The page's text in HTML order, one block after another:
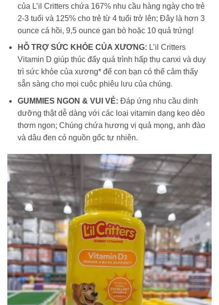
của L’il Critters chứa 167% nhu cầu hàng ngày cho trẻ
2-3 tuổi và 125% cho trẻ từ 4 tuổi trở lên; Đây là hơn 3
ounce cá hồi, 9,5 ounce gan bò hoặc 10 quả trứng!
HỖ TRỢ SỨC KHỎE CỦA XƯƠNG: L’il Critters
Vitamin D giúp thúc đẩy quá trình hấp thụ canxi và duy
trì sức khỏe của xương* để con bạn có thể cảm thấy
sẵn sàng cho mọi cuộc phiêu lưu của chúng.
GUMMIES NGON & VUI VẺ: Đáp ứng nhu cầu dinh
dưỡng thật dễ dàng với các loại vitamin dạng kẹo dẻo
thơm ngon; Chúng chứa hương vị quả mọng, anh đào
và dâu đen có nguồn gốc tự nhiên.